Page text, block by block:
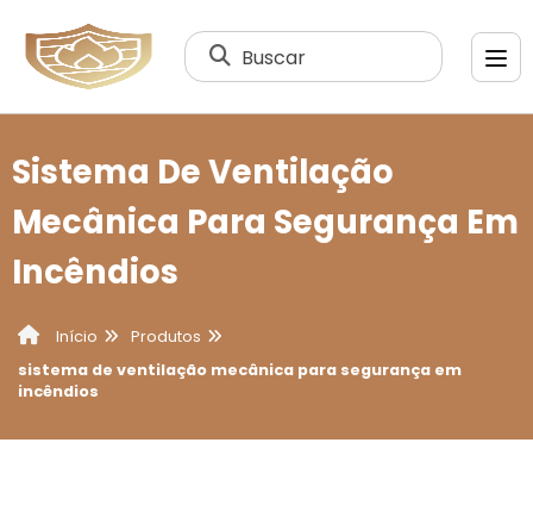
Buscar
Sistema De Ventilação
Mecânica Para Segurança Em
Incêndios
Início
Produtos
sistema de ventilação mecânica para segurança em
incêndios